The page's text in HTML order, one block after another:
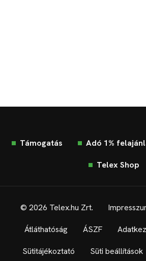
Támogatás Adó 1%
Telex Shop
© 2026 Telex.hu Zrt.
Átláthatóság ÁSZF
Sütitájékoztató Süti beállítások